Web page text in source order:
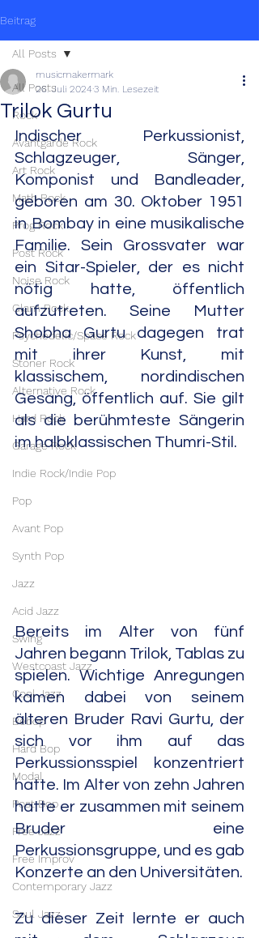
Beitrag
All Posts
Rock
Avantgarde Rock
Art Rock
Math Rock
Prog Rock
Post Rock
Noise Rock
Glam Rock
Psychedelic/Space Rock
Stoner Rock
Alternative Rock
Hard Rock
Garage Rock
Indie Rock/Indie Pop
Pop
Avant Pop
Synth Pop
Jazz
Acid Jazz
Swing
Westcoast Jazz
Cool Jazz
Bebop
Hard Bop
Modal
Post Bop
Free Jazz
Free Improv
Contemporary Jazz
Soul Jazz
All Posts
Trilok Gurtu
musicmakermark
26. Juli 20243 Min. Lesezeit
Indischer Perkussionist,
Schlagzeuger, Sänger,
Komponist und Bandleader,
geboren am 30. Oktober 1951
in Bombay in eine musikalische
Familie. Sein Grossvater war
ein Sitar-Spieler, der es nicht
nötig hatte, öffentlich
aufzutreten. Seine Mutter
Shobha Gurtu dagegen trat
mit ihrer Kunst, mit
klassischem, nordindischen
Gesang, öffentlich auf. Sie gilt
als die berühmteste Sängerin
im halbklassischen Thumri-Stil.
Bereits im Alter von fünf
Jahren begann Trilok, Tablas zu
spielen. Wichtige Anregungen
kamen dabei von seinem
älteren Bruder Ravi Gurtu, der
sich vor ihm auf das
Perkussionsspiel konzentriert
hatte. Im Alter von zehn Jahren
hatte er zusammen mit seinem
Bruder eine
Perkussionsgruppe, und es gab
Konzerte an den Universitäten.
Zu dieser Zeit lernte er auch